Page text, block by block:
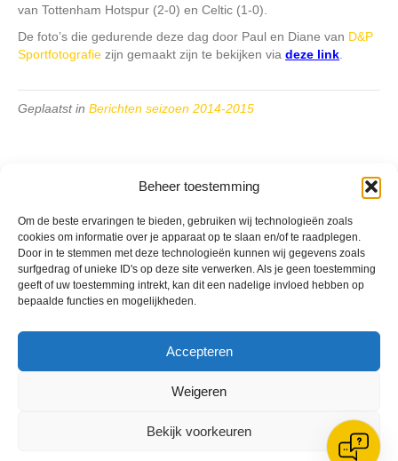
Beheer toestemming
Om de beste ervaringen te bieden, gebruiken wij technologieën zoals
cookies om informatie over je apparaat op te slaan en/of te raadplegen.
Door in te stemmen met deze technologieën kunnen wij gegevens zoals
surfgedrag of unieke ID's op deze site verwerken. Als je geen toestemming
geeft of uw toestemming intrekt, kan dit een nadelige invloed hebben op
bepaalde functies en mogelijkheden.
Accepteren
Weigeren
Bekijk voorkeuren
van Tottenham Hotspur (2-0) en Celtic (1-0).
De foto’s die gedurende deze dag door Paul en Diane van D&P
Sportfotografie zijn gemaakt zijn te bekijken via deze link
Geplaatst in Berichten seizoen 2014-2015
VV Reiger Boys
De Wending, Lotte Beesedijk 1
1705 NA Heerhugowaard
Google maps route
Privacybeleid
XML-Sitemap